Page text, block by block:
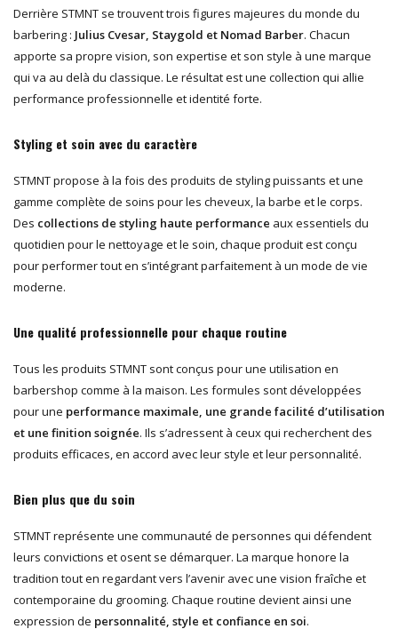
Derrière STMNT se trouvent trois figures majeures du monde du
barbering : Julius Cvesar, Staygold et Nomad Barber. Chacun
apporte sa propre vision, son expertise et son style à une marque
qui va au delà du classique. Le résultat est une collection qui allie
performance professionnelle et identité forte.
Styling et soin avec du caractère
STMNT propose à la fois des produits de styling puissants et une
gamme complète de soins pour les cheveux, la barbe et le corps.
Des collections de styling haute performance aux essentiels du
quotidien pour le nettoyage et le soin, chaque produit est conçu
pour performer tout en s’intégrant parfaitement à un mode de vie
moderne.
Une qualité professionnelle pour chaque routine
Tous les produits STMNT sont conçus pour une utilisation en
barbershop comme à la maison. Les formules sont développées
pour une performance maximale, une grande facilité d’utilisation
et une finition soignée. Ils s’adressent à ceux qui recherchent des
produits efficaces, en accord avec leur style et leur personnalité.
Bien plus que du soin
STMNT représente une communauté de personnes qui défendent
leurs convictions et osent se démarquer. La marque honore la
tradition tout en regardant vers l’avenir avec une vision fraîche et
contemporaine du grooming. Chaque routine devient ainsi une
expression de personnalité, style et confiance en soi.